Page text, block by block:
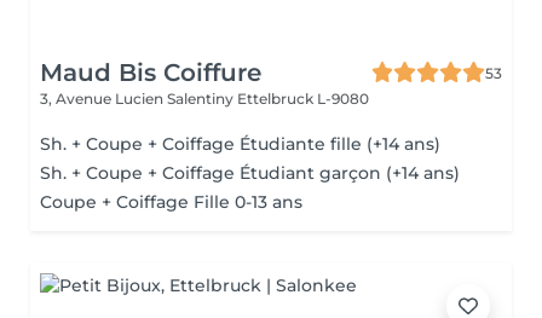
Maud Bis Coiffure
53
3, Avenue Lucien Salentiny Ettelbruck L-9080
Sh. + Coupe + Coiffage Étudiante fille (+14 ans)
Sh. + Coupe + Coiffage Étudiant garçon (+14 ans)
Coupe + Coiffage Fille 0-13 ans